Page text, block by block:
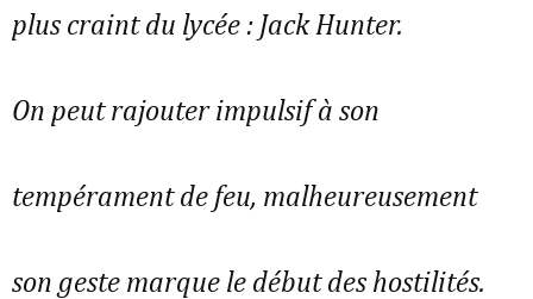
plus craint du lycée : Jack Hunter.
On peut rajouter impulsif à son
tempérament de feu, malheureusement
son geste marque le début des hostilités.